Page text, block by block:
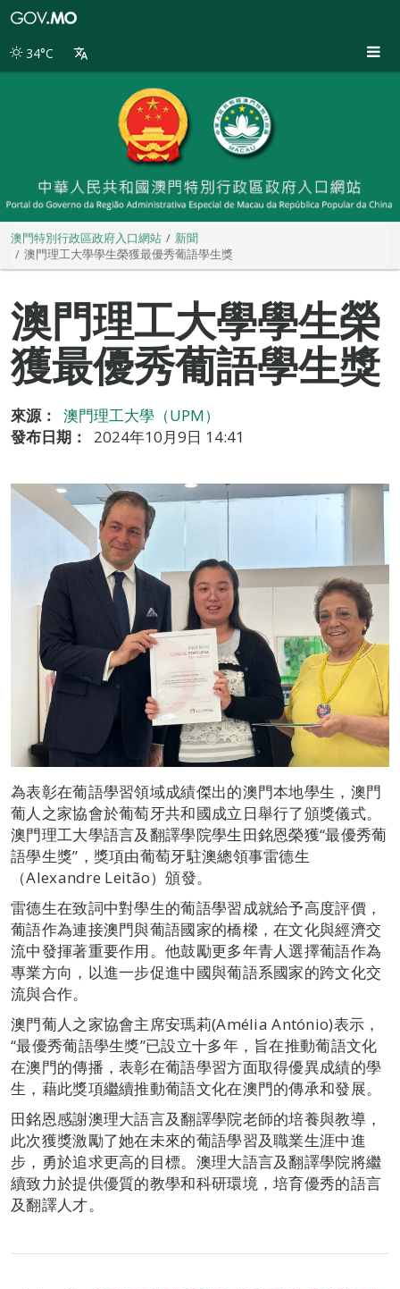
別
34°C
澳門特別行政區政府入口網站
新聞
澳門理工大學學生榮獲最優秀葡語學生獎
澳門理工大學學生榮
獲最優秀葡語學生獎
來源：
澳門理工大學（UPM）
發布日期：
2024年10月9日 14:41
為表彰在葡語學習領域成績傑出的澳門本地學生，澳門
葡人之家協會於葡萄牙共和國成立日舉行了頒獎儀式。
澳門理工大學語言及翻譯學院學生田銘恩榮獲“最優秀葡
語學生獎”，獎項由葡萄牙駐澳總領事雷德生
（Alexandre Leitão）頒發。
雷德生在致詞中對學生的葡語學習成就給予高度評價，
葡語作為連接澳門與葡語國家的橋樑，在文化與經濟交
流中發揮著重要作用。他鼓勵更多年青人選擇葡語作為
專業方向，以進一步促進中國與葡語系國家的跨文化交
流與合作。
澳門葡人之家協會主席安瑪莉(Amélia António)表示，
“最優秀葡語學生獎”已設立十多年，旨在推動葡語文化
在澳門的傳播，表彰在葡語學習方面取得優異成績的學
生，藉此獎項繼續推動葡語文化在澳門的傳承和發展。
田銘恩感謝澳理大語言及翻譯學院老師的培養與教導，
此次獲獎激勵了她在未來的葡語學習及職業生涯中進
步，勇於追求更高的目標。澳理大語言及翻譯學院將繼
續致力於提供優質的教學和科研環境，培育優秀的語言
及翻譯人才。